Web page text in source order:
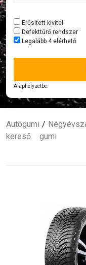
Erősített kivitel
Defekttűrő rendszer
Legalább 4 elérhető
Alaphelyzetbe
Autógumi
kereső
gumi